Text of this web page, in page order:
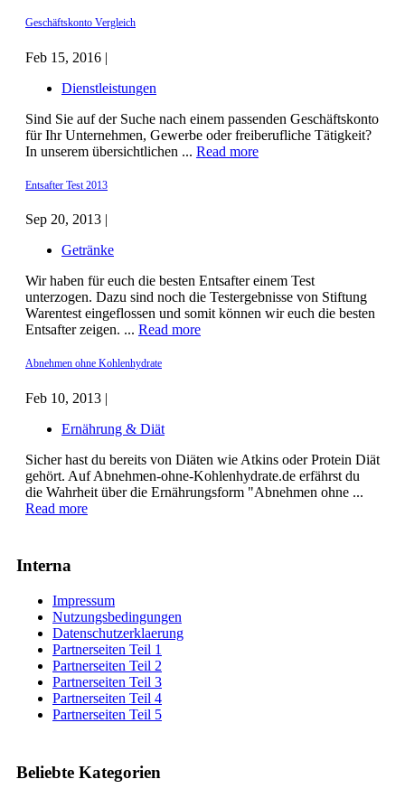
Beliebte Kategorien
Geschäftskonto Vergleich
Feb 15, 2016 |
Dienstleistungen
Sind Sie auf der Suche nach einem passenden Geschäftskonto
für Ihr Unternehmen, Gewerbe oder freiberufliche Tätigkeit?
In unserem übersichtlichen ... Read more
Entsafter Test 2013
Sep 20, 2013 |
Getränke
Wir haben für euch die besten Entsafter einem Test
unterzogen. Dazu sind noch die Testergebnisse von Stiftung
Warentest eingeflossen und somit können wir euch die besten
Entsafter zeigen. ... Read more
Abnehmen ohne Kohlenhydrate
Feb 10, 2013 |
Ernährung & Diät
Sicher hast du bereits von Diäten wie Atkins oder Protein Diät
gehört. Auf Abnehmen-ohne-Kohlenhydrate.de erfährst du
die Wahrheit über die Ernährungsform "Abnehmen ohne ...
Read more
Interna
Impressum
Nutzungsbedingungen
Datenschutzerklaerung
Partnerseiten Teil 1
Partnerseiten Teil 2
Partnerseiten Teil 3
Partnerseiten Teil 4
Partnerseiten Teil 5